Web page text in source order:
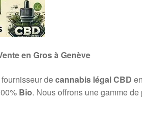
en Gros à Genève
fournisseur decannabis légal CBD
Bio. Nous offrons une gamme